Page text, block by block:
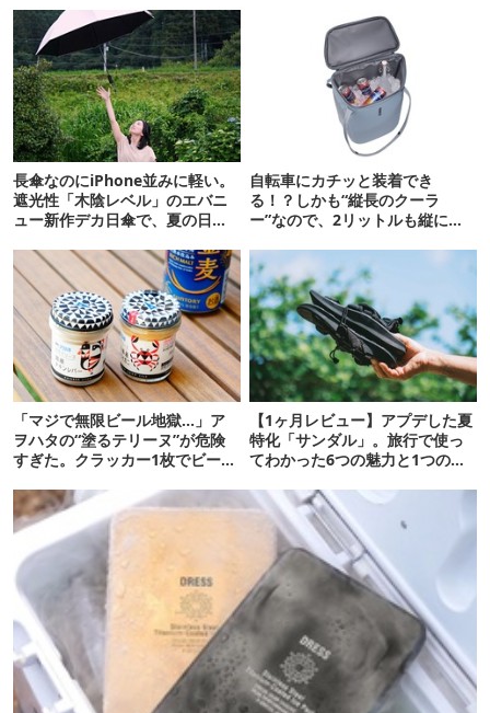
長傘なのにiPhone並みに軽い。
遮光性「木陰レベル」のエバニ
ュー新作デカ日傘で、夏の日焼
自転車にカチッと装着でき
る！？しかも“縦長のクーラ
ー”なので、2リットルも縦に入
「マジで無限ビール地獄…」ア
ヲハタの“塗るテリーヌ”が危険
すぎた。クラッカー1枚でビール
【1ヶ月レビュー】アプデした夏
特化「サンダル」。旅行で使っ
てわかった6つの魅力と1つの注